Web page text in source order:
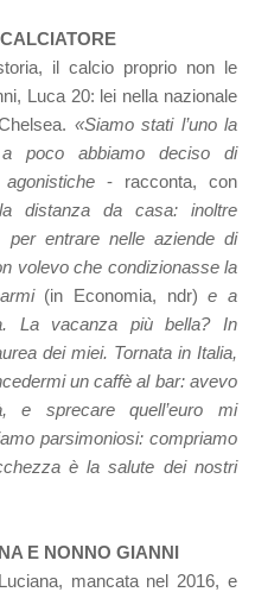
il calcio proprio non le
Luca 20: lei nella nazionale
«Siamo stati l’uno la
poco abbiamo deciso di
- racconta, con
distanza da casa: inoltre
per entrare nelle aziende di
volevo che condizionasse la
(in Economia, ndr)e a
La vacanza più bella? In
dei miei. Tornata in Italia,
un caffè al bar: avevo
e sprecare quell’euro mi
parsimoniosi: compriamo
è la salute dei nostri
E NONNO GIANNI
mancata nel 2016, e